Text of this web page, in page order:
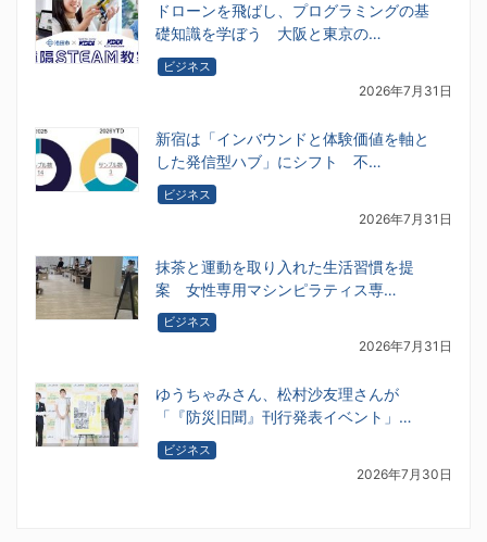
ドローンを飛ばし、プログラミングの基
礎知識を学ぼう 大阪と東京の…
ビジネス
2026年7月31日
新宿は「インバウンドと体験価値を軸と
した発信型ハブ」にシフト 不…
ビジネス
2026年7月31日
抹茶と運動を取り入れた生活習慣を提
案 女性専用マシンピラティス専…
ビジネス
2026年7月31日
ゆうちゃみさん、松村沙友理さんが
「『防災旧聞』刊行発表イベント」…
ビジネス
2026年7月30日